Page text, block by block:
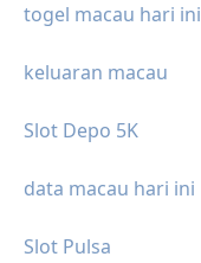
togel macau hari ini
keluaran macau
Slot Depo 5K
data macau hari ini
Slot Pulsa